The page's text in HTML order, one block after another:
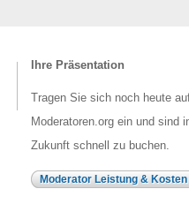
Ihre Präsentation
Tragen Sie sich noch heute
Moderatoren.org ein und sind
Zukunft schnell zu buchen.
Moderator Leistung & Kosten